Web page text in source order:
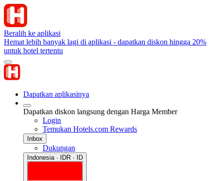
Beralih ke aplikasi
Hemat lebih banyak lagi di aplikasi - dapatkan diskon hingga 20%
untuk hotel tertentu
Dapatkan aplikasinya
Dapatkan diskon langsung dengan Harga Member
Login
Temukan Hotels.com Rewards
Inbox
Dukungan
Indonesia · IDR · ID